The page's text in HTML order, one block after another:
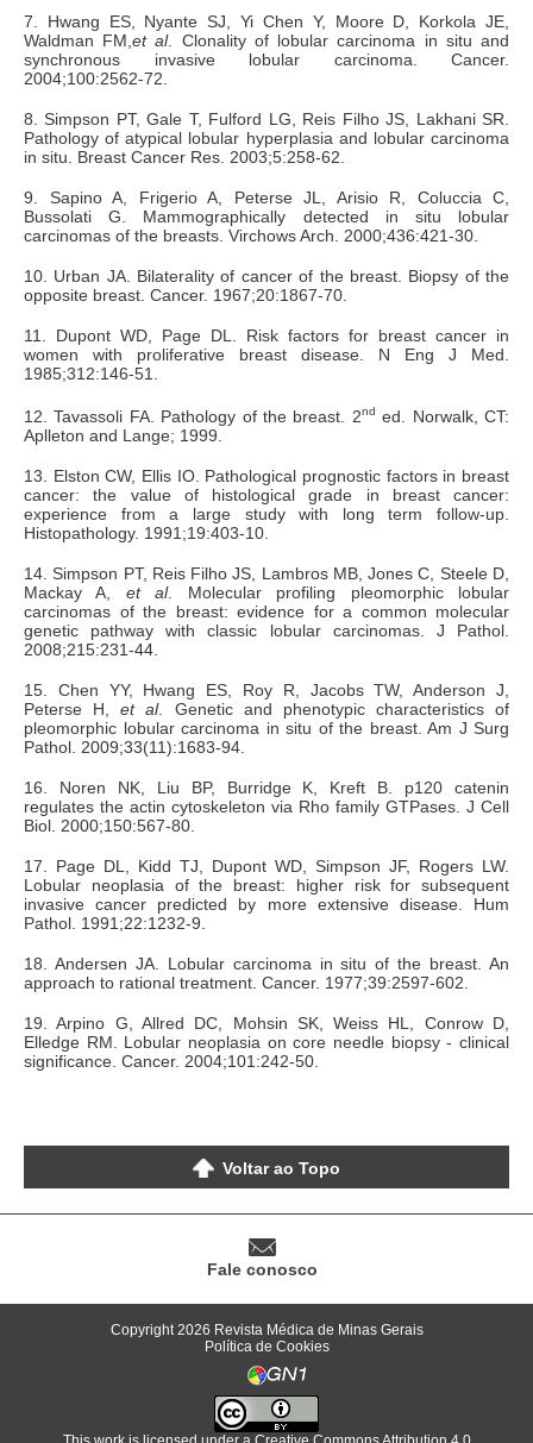
7. Hwang ES, Nyante SJ, Yi Chen Y, Moore D, Korkola JE,
Waldman FM,et al. Clonality of lobular carcinoma in situ and
synchronous invasive lobular carcinoma. Cancer.
2004;100:2562-72.
8. Simpson PT, Gale T, Fulford LG, Reis Filho JS, Lakhani SR.
Pathology of atypical lobular hyperplasia and lobular carcinoma
in situ. Breast Cancer Res. 2003;5:258-62.
9. Sapino A, Frigerio A, Peterse JL, Arisio R, Coluccia C,
Bussolati G. Mammographically detected in situ lobular
carcinomas of the breasts. Virchows Arch. 2000;436:421-30.
10. Urban JA. Bilaterality of cancer of the breast. Biopsy of the
opposite breast. Cancer. 1967;20:1867-70.
11. Dupont WD, Page DL. Risk factors for breast cancer in
women with proliferative breast disease. N Eng J Med.
1985;312:146-51.
12. Tavassoli FA. Pathology of the breast. 2nd
ed. Norwalk, CT:
Aplleton and Lange; 1999.
13. Elston CW, Ellis IO. Pathological prognostic factors in breast
cancer: the value of histological grade in breast cancer:
experience from a large study with long term follow-up.
Histopathology. 1991;19:403-10.
14. Simpson PT, Reis Filho JS, Lambros MB, Jones C, Steele D,
Mackay A, et al. Molecular profiling pleomorphic lobular
carcinomas of the breast: evidence for a common molecular
genetic pathway with classic lobular carcinomas. J Pathol.
2008;215:231-44.
15. Chen YY, Hwang ES, Roy R, Jacobs TW, Anderson J,
Peterse H,et al. Genetic and phenotypic characteristics of
pleomorphic lobular carcinoma in situ of the breast. Am J Surg
Pathol. 2009;33(11):1683-94.
16. Noren NK, Liu BP, Burridge K, Kreft B. p120 catenin
regulates the actin cytoskeleton via Rho family GTPases. J Cell
Biol. 2000;150:567-80.
17. Page DL, Kidd TJ, Dupont WD, Simpson JF, Rogers LW.
Lobular neoplasia of the breast: higher risk for subsequent
invasive cancer predicted by more extensive disease. Hum
Pathol. 1991;22:1232-9.
18. Andersen JA. Lobular carcinoma in situ of the breast. An
approach to rational treatment. Cancer. 1977;39:2597-602.
19. Arpino G, Allred DC, Mohsin SK, Weiss HL, Conrow D,
Elledge RM. Lobular neoplasia on core needle biopsy - clinical
significance. Cancer. 2004;101:242-50.
Voltar ao Topo
Fale conosco
Copyright 2026 Revista Médica de Minas Gerais
Política de Cookies